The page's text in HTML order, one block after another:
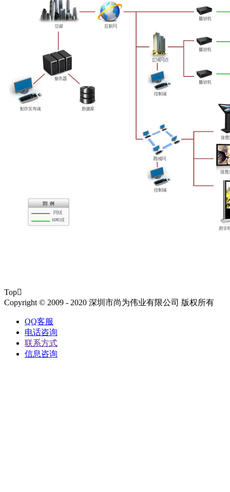
Top
Copyright © 2009 - 2020 深圳市尚为伟业有限公司 版权所有
QQ客服
电话咨询
联系方式
信息咨询